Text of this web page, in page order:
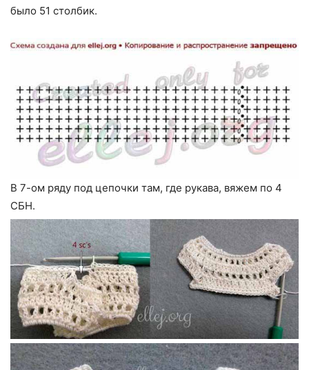
было 51 столбик.
В 7-ом ряду под цепочки там, где рукава, вяжем по 4
СБН.